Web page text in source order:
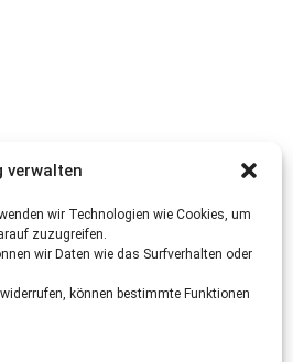
verwalten
wir Technologien wie Cookies, um
zuzugreifen.
wir Daten wie das Surfverhalten oder
können bestimmte Funktionen